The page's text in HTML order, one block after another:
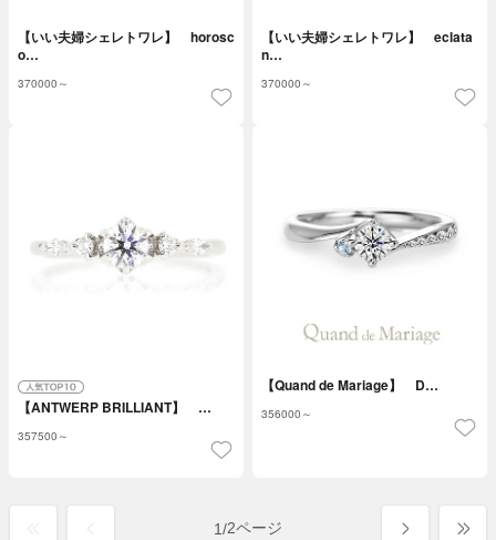
【いい夫婦シェレトワレ】 horosc
o…
370000～
【いい夫婦シェレトワレ】 eclata
n…
370000～
【ANTWERP BRILLIANT】 …
357500～
【Quand de Mariage】 D…
356000～
1/2ページ